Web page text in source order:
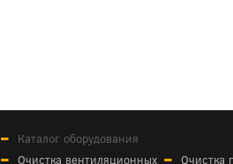
Каталог оборудования
Очистка вентиляционных
Очистка